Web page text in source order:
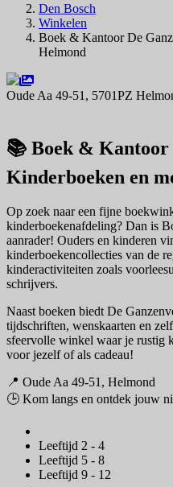
Den Bosch
Winkelen
Boek & Kantoor De
Helmond
Oude Aa 49-51, 5701PZ
📚 Boek & Kantoor
Kinderboeken en
Op zoek naar een fijne
kinderboekenafdeling? Dan is
aanrader! Ouders en kinderen
kinderboekencollecties van de
kinderactiviteiten zoals
schrijvers.
Naast boeken biedt De
tijdschriften, wenskaarten en
sfeervolle winkel waar je rustig
voor jezelf of als cadeau!
📍 Oude Aa 49-51, Helmond
🕒 Kom langs en ontdek jouw
Leeftijd 2 - 4
Leeftijd 5 - 8
Leeftijd 9 - 12